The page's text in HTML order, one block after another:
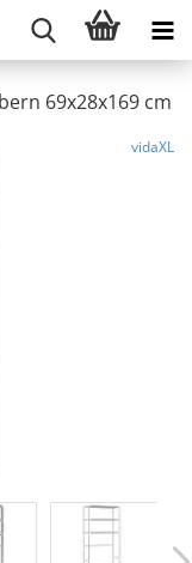
69x28x169 cm
vidaXL